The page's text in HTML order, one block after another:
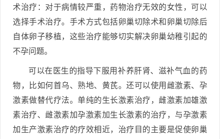
术治疗：对于病情较严重，药物治疗无效的女性，可以
选择手术治疗。手术方式包括卵巢切除术和卵巢切除后
自体卵子移植，这些治疗能够切实解决卵巢幼稚引起的
不孕问题。
可以在医生的指导下服用补养肝肾、滋补气血的药
物，比如何首乌、熟地、黄芪。还可以使用雌激素、孕
激素做替代疗法。单纯的生长激素治疗，雌激素加雄激
素治疗、雌激素加孕激素加生长激素的治疗，与孕激素
加生产激素治疗的疗效相近，治疗目的主要是促使卵巢